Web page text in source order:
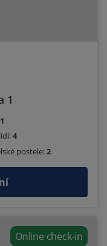
1
1
4
postele:2
Online check-in